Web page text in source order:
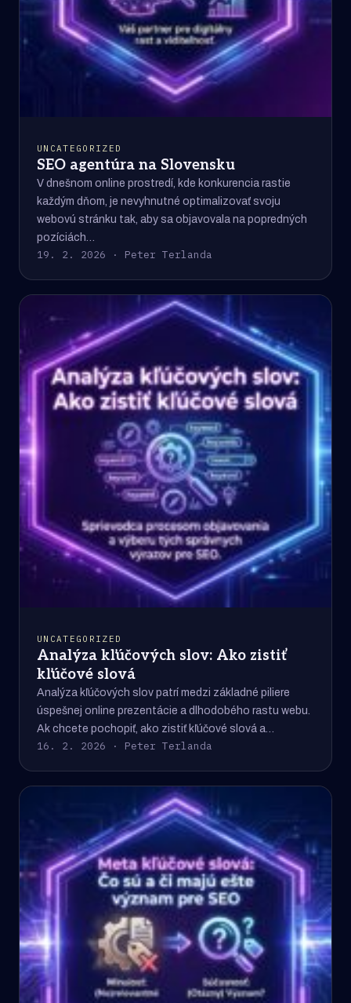
UNCATEGORIZED
SEO agentúra na Slovensku
V dnešnom online prostredí, kde konkurencia rastie
každým dňom, je nevyhnutné optimalizovať svoju
webovú stránku tak, aby sa objavovala na popredných
pozíciách…
19. 2. 2026 · Peter Terlanda
UNCATEGORIZED
Analýza kľúčových slov: Ako zistiť
kľúčové slová
Analýza kľúčových slov patrí medzi základné piliere
úspešnej online prezentácie a dlhodobého rastu webu.
Ak chcete pochopiť, ako zistiť kľúčové slová a…
16. 2. 2026 · Peter Terlanda